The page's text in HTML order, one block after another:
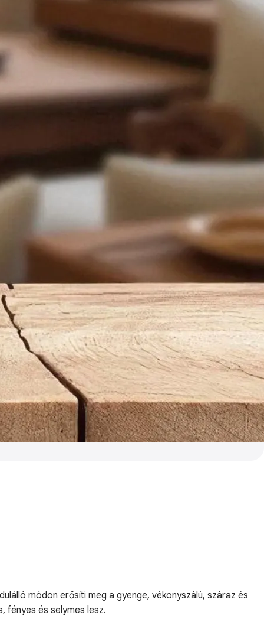
módon erősíti meg a gyenge, vékonyszálú, száraz és
fényes és selymes lesz.